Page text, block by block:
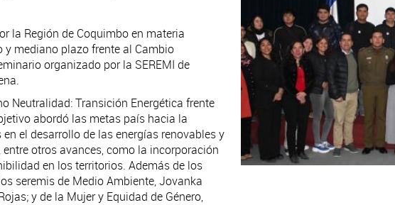
la Región de Coquimbo en materia
mediano plazo frente al Cambio
organizado por la SEREMI de
Neutralidad: Transición Energética frente
abordó las metas país hacia la
el desarrollo de las energías renovables y
otros avances, como la incorporación
en los territorios. Además de los
seremis de Medio Ambiente, Jovanka
y de la Mujer y Equidad de Género,